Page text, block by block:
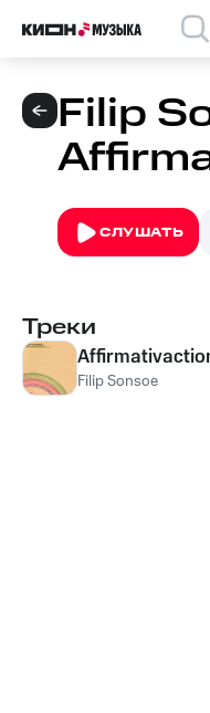
Filip
СЛУШАТЬ
Треки
Filip Sonsoe